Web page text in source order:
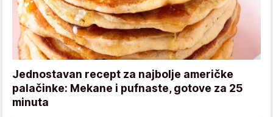
Jednostavan recept za najbolje američke
palačinke: Mekane i pufnaste, gotove za 25
minuta